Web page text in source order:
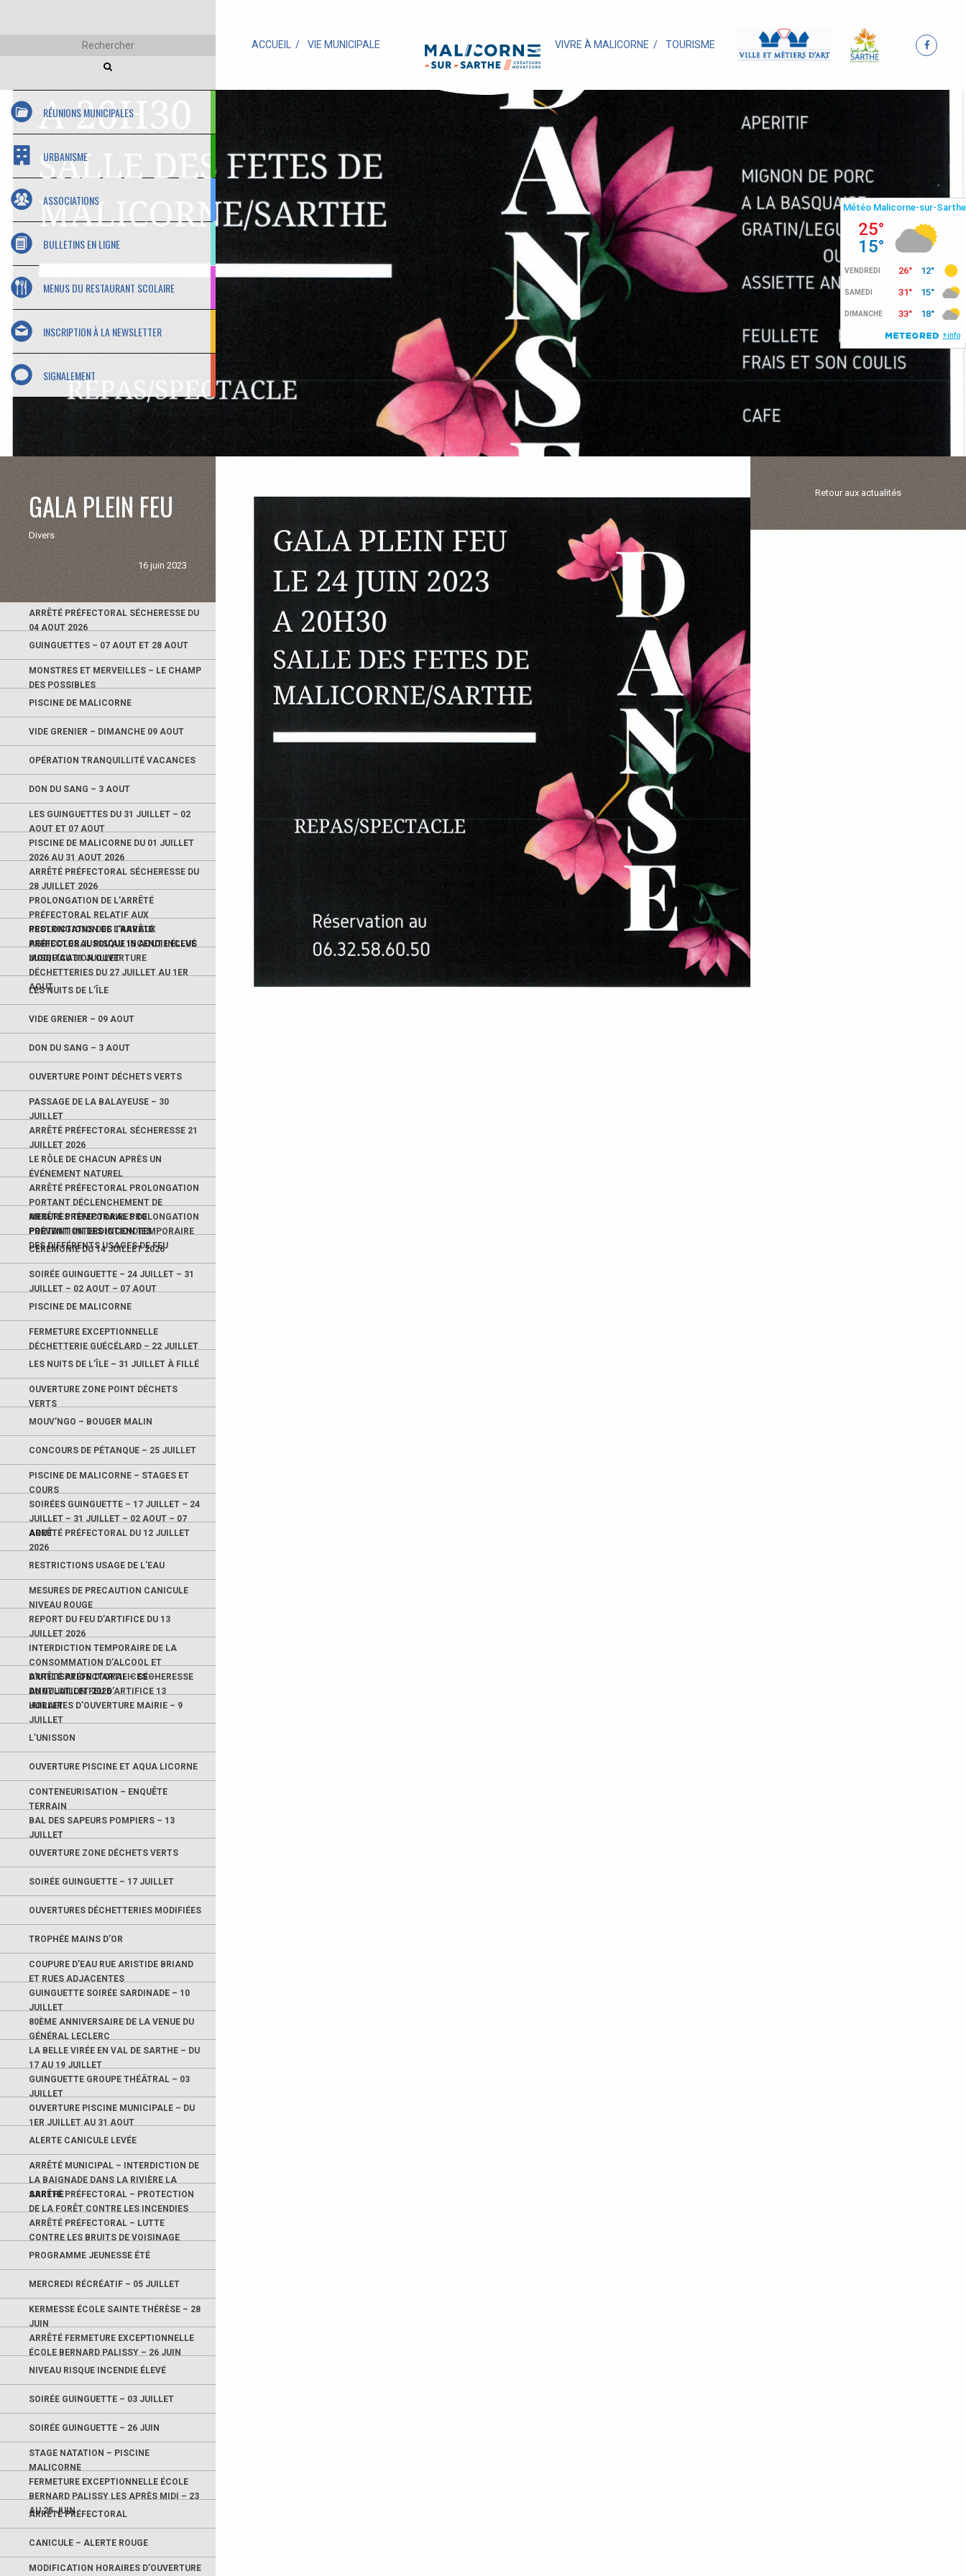
ACCUEIL VIE MUNICIPALE VIVRE À MALICORNE TOURISME
RÉUNIONS MUNICIPALES
URBANISME
ASSOCIATIONS
BULLETINS EN LIGNE
MENUS DU RESTAURANT SCOLAIRE
INSCRIPTION À LA NEWSLETTER
SIGNALEMENT
GALA PLEIN FEU
Divers
16 juin 2023
ARRÊTÉ PRÉFECTORAL SÉCHERESSE DU
04 AOUT 2026
GUINGUETTES – 07 AOUT ET 28 AOUT
MONSTRES ET MERVEILLES – LE CHAMP
DES POSSIBLES
PISCINE DE MALICORNE
VIDE GRENIER – DIMANCHE 09 AOUT
OPÉRATION TRANQUILLITÉ VACANCES
DON DU SANG – 3 AOUT
LES GUINGUETTES DU 31 JUILLET – 02
AOUT ET 07 AOUT
PISCINE DE MALICORNE DU 01 JUILLET
2026 AU 31 AOUT 2026
ARRÊTÉ PRÉFECTORAL SÉCHERESSE DU
28 JUILLET 2026
PROLONGATION DE L’ARRÊTÉ
PRÉFECTORAL RELATIF AUX
RESTRICTIONS DES TRAVAUX
AGRICOLES JUSQU’AU 15 AOUT INCLUS
PROLONGATION DE L’ARRÊTÉ
PRÉFECTORAL RISQUE INCENDIE ÉLEVÉ
JUSQU’AU 31 JUILLET
MODIFICATION OUVERTURE
DÉCHETTERIES DU 27 JUILLET AU 1ER
AOUT
LES NUITS DE L’ÎLE
VIDE GRENIER – 09 AOUT
DON DU SANG – 3 AOUT
OUVERTURE POINT DÉCHETS VERTS
PASSAGE DE LA BALAYEUSE – 30
JUILLET
ARRÊTÉ PRÉFECTORAL SÉCHERESSE 21
JUILLET 2026
LE RÔLE DE CHACUN APRÈS UN
ÉVÉNEMENT NATUREL
ARRÊTÉ PRÉFECTORAL PROLONGATION
PORTANT DÉCLENCHEMENT DE
MESURES TEMPORAIRES DE
PRÉVENTION DES INCENDIES
ARRÊTÉ PRÉFECTORAL PROLONGATION
PORTANT INTERDICTION TEMPORAIRE
DES DIFFÉRENTS USAGES DE FEU
CÉRÉMONIE DU 14 JUILLET 2026
SOIRÉE GUINGUETTE – 24 JUILLET – 31
JUILLET – 02 AOUT – 07 AOUT
PISCINE DE MALICORNE
FERMETURE EXCEPTIONNELLE
DÉCHETTERIE GUÉCÉLARD – 22 JUILLET
LES NUITS DE L’ÎLE – 31 JUILLET À FILLÉ
OUVERTURE ZONE POINT DÉCHETS
VERTS
MOUV’NGO – BOUGER MALIN
CONCOURS DE PÉTANQUE – 25 JUILLET
PISCINE DE MALICORNE – STAGES ET
COURS
SOIRÉES GUINGUETTE – 17 JUILLET – 24
JUILLET – 31 JUILLET – 02 AOUT – 07
AOUT
ARRÊTÉ PRÉFECTORAL DU 12 JUILLET
2026
RESTRICTIONS USAGE DE L’EAU
MESURES DE PRECAUTION CANICULE
NIVEAU ROUGE
REPORT DU FEU D’ARTIFICE DU 13
JUILLET 2026
INTERDICTION TEMPORAIRE DE LA
CONSOMMATION D’ALCOOL ET
D’UTILISATION D’ARTIFICES –
ANNULATION FEU D’ARTIFICE 13
JUILLET
ARRÊTÉ PRÉFECTORAL – SÉCHERESSE
DU 07 JUILLET 2026
HORAIRES D’OUVERTURE MAIRIE – 9
JUILLET
L’UNISSON
OUVERTURE PISCINE ET AQUA LICORNE
CONTENEURISATION – ENQUÊTE
TERRAIN
BAL DES SAPEURS POMPIERS – 13
JUILLET
OUVERTURE ZONE DÉCHETS VERTS
SOIRÉE GUINGUETTE – 17 JUILLET
OUVERTURES DÉCHETTERIES MODIFIÉES
TROPHÉE MAINS D’OR
COUPURE D’EAU RUE ARISTIDE BRIAND
ET RUES ADJACENTES
GUINGUETTE SOIRÉE SARDINADE – 10
JUILLET
80ÈME ANNIVERSAIRE DE LA VENUE DU
GÉNÉRAL LECLERC
LA BELLE VIRÉE EN VAL DE SARTHE – DU
17 AU 19 JUILLET
GUINGUETTE GROUPE THÉÂTRAL – 03
JUILLET
OUVERTURE PISCINE MUNICIPALE – DU
1ER JUILLET AU 31 AOUT
ALERTE CANICULE LEVÉE
ARRÊTÉ MUNICIPAL – INTERDICTION DE
LA BAIGNADE DANS LA RIVIÈRE LA
SARTHE
ARRÊTÉ PRÉFECTORAL – PROTECTION
DE LA FORÊT CONTRE LES INCENDIES
ARRÊTÉ PRÉFECTORAL – LUTTE
CONTRE LES BRUITS DE VOISINAGE
PROGRAMME JEUNESSE ÉTÉ
MERCREDI RÉCRÉATIF – 05 JUILLET
KERMESSE ÉCOLE SAINTE THÉRÈSE – 28
JUIN
ARRÊTÉ FERMETURE EXCEPTIONNELLE
ÉCOLE BERNARD PALISSY – 26 JUIN
NIVEAU RISQUE INCENDIE ÉLEVÉ
SOIRÉE GUINGUETTE – 03 JUILLET
SOIRÉE GUINGUETTE – 26 JUIN
STAGE NATATION – PISCINE
MALICORNE
FERMETURE EXCEPTIONNELLE ÉCOLE
BERNARD PALISSY LES APRÈS MIDI – 23
AU 25 JUIN
ARRÊTÉ PRÉFECTORAL
CANICULE – ALERTE ROUGE
MODIFICATION HORAIRES D’OUVERTURE
Retour aux actualités